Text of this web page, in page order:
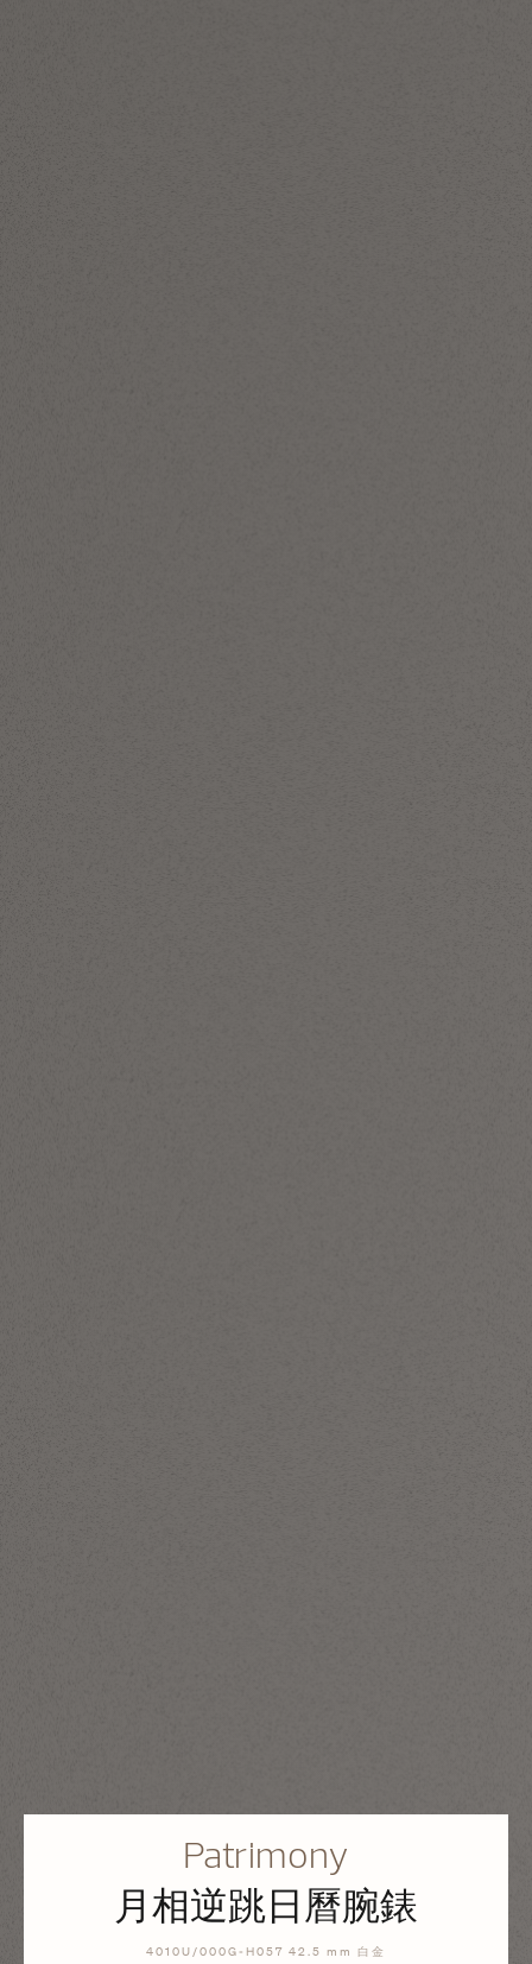
Patrimony
月相逆跳日曆腕錶
4010U/000G-H057 42.5 mm 白金